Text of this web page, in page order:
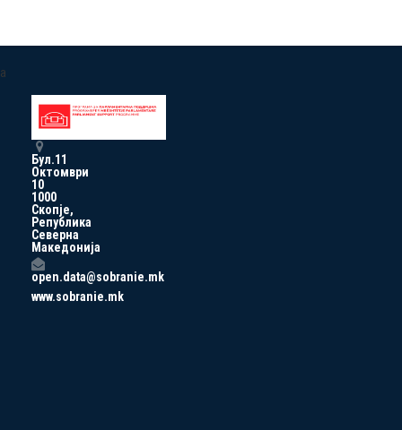
a
Бул.11
Октомври
10
1000
Скопје,
Република
Северна
Македонија
open.data@sobranie.mk
www.sobranie.mk